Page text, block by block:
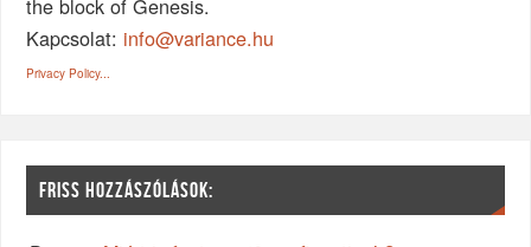
the block of Genesis.
Kapcsolat: info@variance.hu
Privacy Policy...
FRISS HOZZÁSZÓLÁSOK: